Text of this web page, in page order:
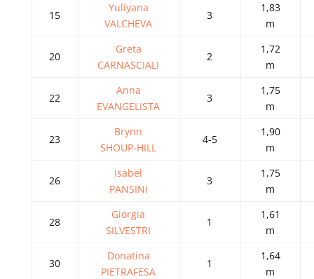
15
Yuliyana
VALCHEVA
3
1,83
m
20
Greta
CARNASCIALI
2
1,72
m
22
Anna
EVANGELISTA
3
1,75
m
23
Brynn
SHOUP-HILL
4-5
1,90
m
26
Isabel
PANSINI
3
1,75
m
28
Giorgia
SILVESTRI
1
1,61
m
30
Donatina
PIETRAFESA
1
1,64
m